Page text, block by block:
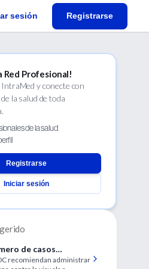
sesión Registrarse
Red Profesional!
IntraMed y conecte con
la salud de toda
de la salud
Registrarse
Iniciar sesión
de casos
de viruela de
recomiendan administrar